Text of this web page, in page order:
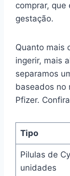
comprar, que
gestação.
Quanto mais
ingerir, mais
separamos
baseados no
Pfizer.
Tipo
Pilulas de
unidades